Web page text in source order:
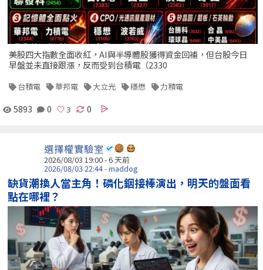
美股四大指數全面收紅，AI與半導體股獲得資金回補，但台股今日
早盤並未直接跟漲，反而受到台積電（2330
台積電 華邦電 大立光 穩懋 力積電
5893 0 0
選擇權實驗室
2026/08/03 19:00 - 6 天前
2026/08/03 22:44 - maddog
缺貨潮換人當主角！磷化銦接棒演出，明天的盤面看
點在哪裡？